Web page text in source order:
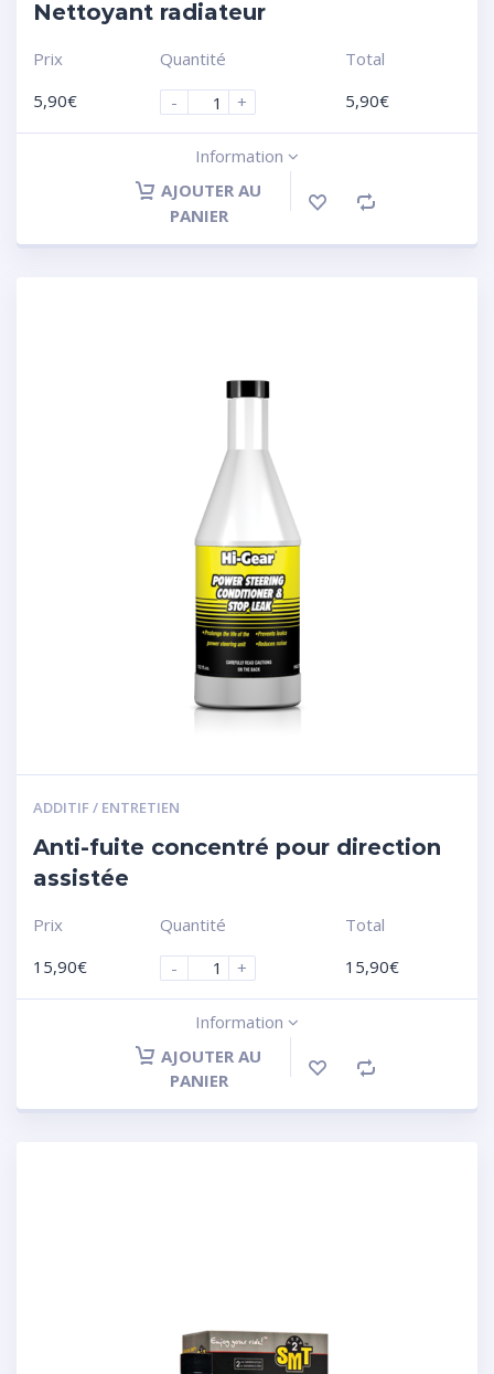
Nettoyant radiateur
Prix
5,90€
Quantité
-
+
Total
5,90€
Information
AJOUTER AU
PANIER
ADDITIF / ENTRETIEN
Anti-fuite concentré pour direction
assistée
Prix
15,90€
Quantité
-
+
Total
15,90€
Information
AJOUTER AU
PANIER